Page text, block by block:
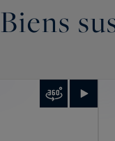
Biens